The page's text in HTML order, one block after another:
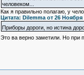
человеком...
Как я правильно полагаю, у
Цитата: Dilemma от 26 Ноября
Приборы дороги, но истина
Это ва верно заметили. Но при